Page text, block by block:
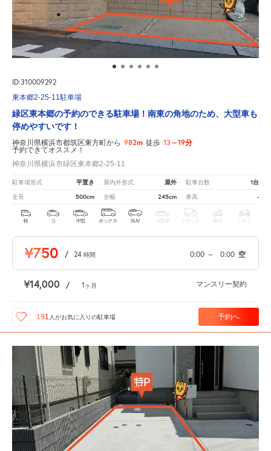
ID:310009292
東本郷2-25-11駐車場
緑区東本郷の予約のできる駐車場！南東の角地のため、大型車も
停めやすいです！
神奈川県横浜市都筑区東方町から 982m 徒歩 13～19分
予約できてオススメ！
神奈川県横浜市緑区東本郷2-25-11
駐車場形式 平置き 屋内外形式 屋外 駐車台数 1台
全長 500cm 全幅 245cm 車高 -
軽 コ 中型 ボックス SUV 大型車 トラック 原付 バイク
¥750 / 24 時間 0:00 ～ 0:00 空
¥14,000 / 1ヶ月 マンスリー契約
191 人がお気に入りの駐車場 予約へ